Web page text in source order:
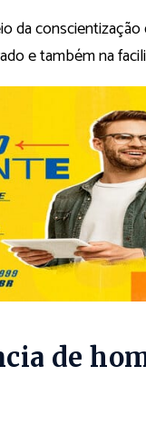
da
e também na
de